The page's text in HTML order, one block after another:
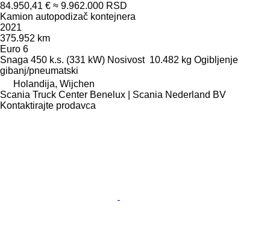
84.950,41 € ≈ 9.962.000 RSD
Kamion autopodizač kontejnera
2021
375.952 km
Euro 6
Snaga 450 k.s. (331 kW) Nosivost 10.482 kg Ogibljenje
gibanj/pneumatski
Holandija, Wijchen
Scania Truck Center Benelux | Scania Nederland BV
Kontaktirajte prodavca